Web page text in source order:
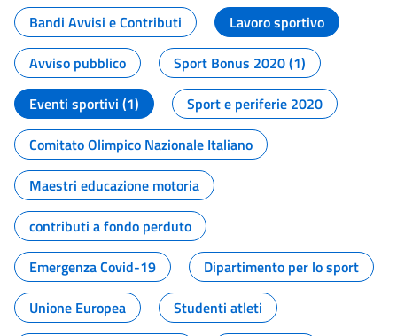
Bandi Avvisi e Contributi
Lavoro sportivo
Avviso pubblico
Sport Bonus 2020 (1)
Eventi sportivi (1)
Sport e periferie 2020
Comitato Olimpico Nazionale Italiano
Maestri educazione motoria
contributi a fondo perduto
Emergenza Covid-19
Dipartimento per lo sport
Unione Europea
Studenti atleti